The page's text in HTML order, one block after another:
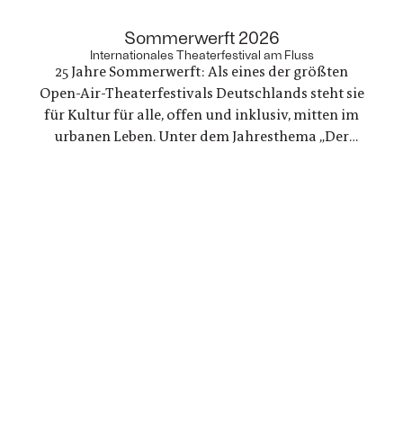
Performance und Diskurs. So entstehen Räume,
die gesellschaftliche Gegenwartsfragen
musikalisch und körperlich erfahrbar machen.
Sommerwerft 2026
Internationales Theaterfestival am Fluss
25 Jahre Sommerwerft: Als eines der größten
Open-Air-Theaterfestivals Deutschlands steht sie
für Kultur für alle, offen und inklusiv, mitten im
urbanen Leben. Unter dem Jahresthema „Der